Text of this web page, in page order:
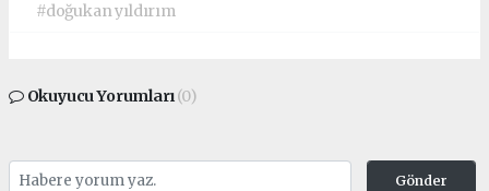
#doğukan yıldırım
Okuyucu Yorumları(0)
Gönder